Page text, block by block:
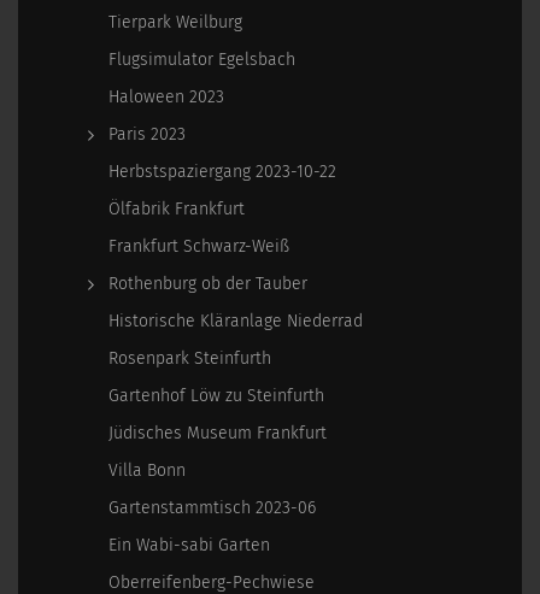
Tierpark Weilburg
Flugsimulator Egelsbach
Haloween 2023
Paris 2023
Herbstspaziergang 2023-10-22
Ölfabrik Frankfurt
Frankfurt Schwarz-Weiß
Rothenburg ob der Tauber
Historische Kläranlage Niederrad
Rosenpark Steinfurth
Gartenhof Löw zu Steinfurth
Jüdisches Museum Frankfurt
Villa Bonn
Gartenstammtisch 2023-06
Ein Wabi-sabi Garten
Oberreifenberg-Pechwiese